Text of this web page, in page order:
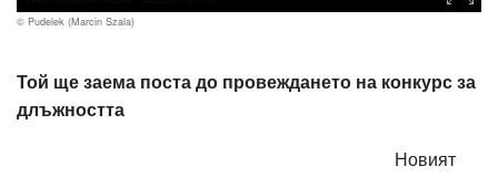
© Pudelek (Marcin Szala)
Той ще заема поста до провеждането на конкурс за
длъжността
Новият